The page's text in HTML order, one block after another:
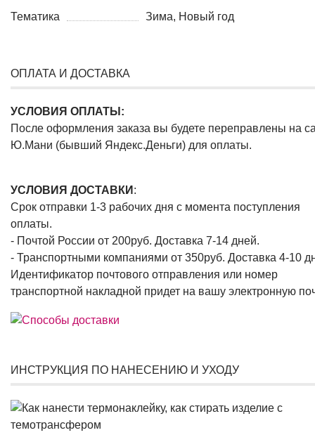
Тематика
Зима, Новый год
ОПЛАТА И ДОСТАВКА
УСЛОВИЯ ОПЛАТЫ:
После оформления заказа вы будете переправлены на
Ю.Мани (бывший Яндекс.Деньги) для оплаты.
УСЛОВИЯ ДОСТАВКИ :
Срок отправки 1-3 рабочих дня с момента поступления
оплаты.
- Почтой России от 200руб. Доставка 7-14 дней.
- Транспортными компаниями от 350руб. Доставка 4-10
Идентификатор почтового отправления или номер
транспортной накладной придет на вашу электронную
ИНСТРУКЦИЯ ПО НАНЕСЕНИЮ И УХОДУ